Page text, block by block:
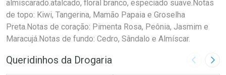
almiscarado.atalcado, floral branco, especiado suave.Notas
de topo: Kiwi, Tangerina, Mamão Papaia e Groselha
Preta.Notas de coração: Pimenta Rosa, Peônia, Jasmim e
Maracujá.Notas de fundo: Cedro, Sândalo e Almíscar.
Queridinhos da Drogaria Imagem